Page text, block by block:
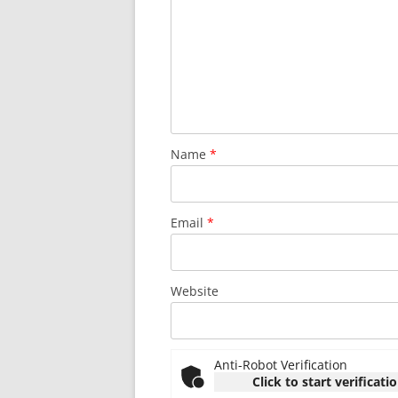
Name *
Email *
Website
Anti-Robot Verification
Click to start